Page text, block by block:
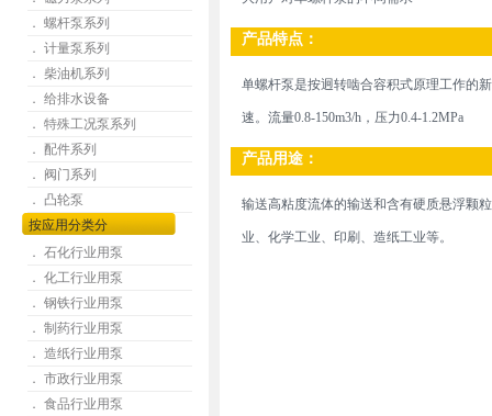
． 螺杆泵系列
． 计量泵系列
． 柴油机系列
． 给排水设备
． 特殊工况泵系列
． 配件系列
． 阀门系列
． 凸轮泵
按应用分类分
． 石化行业用泵
． 化工行业用泵
． 钢铁行业用泵
． 制药行业用泵
． 造纸行业用泵
． 市政行业用泵
． 食品行业用泵
产品特点：
单螺杆泵是按迥转啮合容积式原理工作的
速。流量0.8-150m3/h，压力0.4-1.2MPa
产品用途：
输送高粘度流体的输送和含有硬质悬浮颗
业、化学工业、印刷、造纸工业等。